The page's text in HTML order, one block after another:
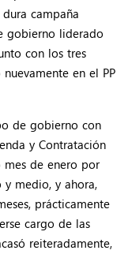
campaña
gobierno liderado
con los tres
en el PP
de gobierno con
y Contratación
mes de enero por
y medio, y ahora,
prácticamente
cargo de las
reiteradamente,